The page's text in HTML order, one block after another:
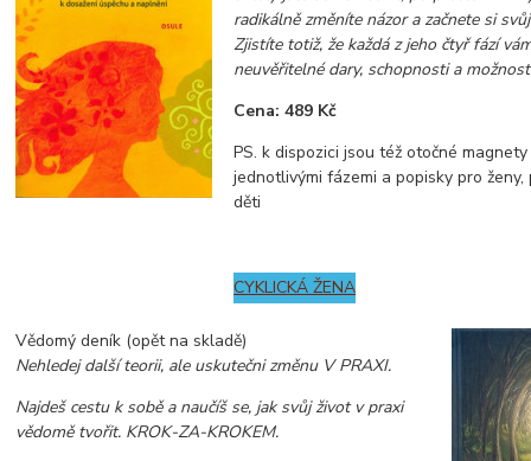
radikálně změníte názor a začnete si
Zjistíte totiž, že každá z jeho čtyř fází
neuvěřitelné dary, schopnosti a
Cena: 489 Kč
PS. k dispozici jsou též otočné
jednotlivými fázemi a popisky pro ženy,
děti
CYKLICKÁ ŽENA
Vědomý deník (opět na skladě)
Nehledej další teorii, ale uskutečni změnu V PRAXI.
Najdeš cestu k sobě a naučíš se, jak svůj život v praxi
vědomě tvořit. KROK-ZA-KROKEM.